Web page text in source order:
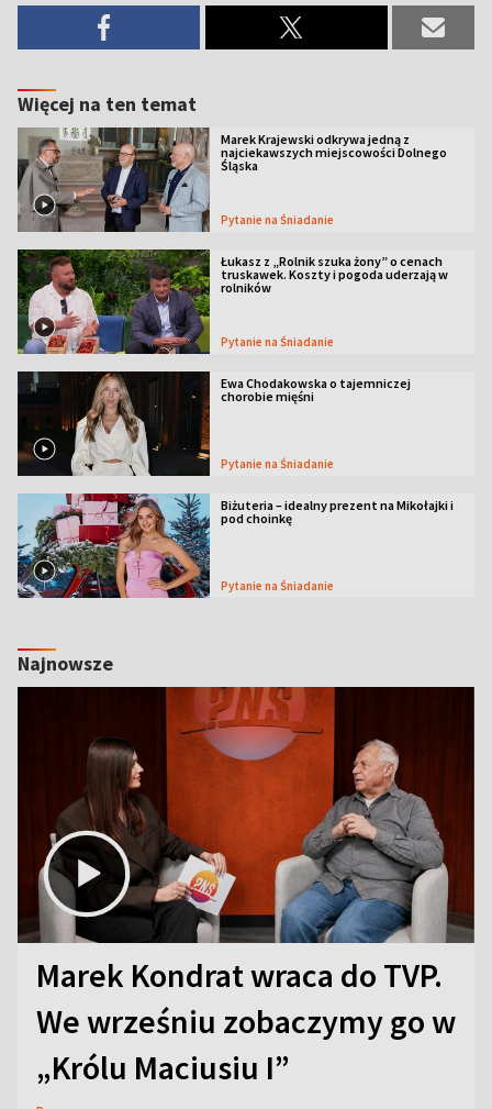
Więcej na ten temat
Marek Krajewski odkrywa jedną z
najciekawszych miejscowości Dolnego
Śląska
Pytanie na Śniadanie
Łukasz z „Rolnik szuka żony” o cenach
truskawek. Koszty i pogoda uderzają w
rolników
Pytanie na Śniadanie
Ewa Chodakowska o tajemniczej
chorobie mięśni
Pytanie na Śniadanie
Biżuteria – idealny prezent na Mikołajki i
pod choinkę
Pytanie na Śniadanie
Najnowsze
Marek Kondrat wraca do TVP.
We wrześniu zobaczymy go w
„Królu Maciusiu I”